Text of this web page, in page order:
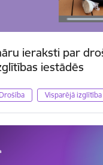
ieraksti par
iestādēs
Visparējā izglītība